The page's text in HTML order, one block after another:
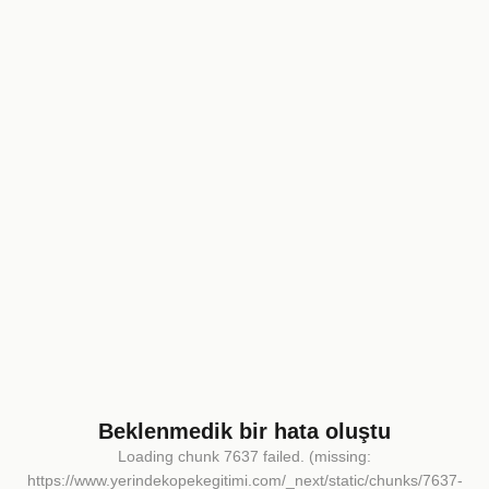
Beklenmedik bir hata oluştu
Loading chunk 7637 failed. (missing:
https://www.yerindekopekegitimi.com/_next/static/chunks/7637-